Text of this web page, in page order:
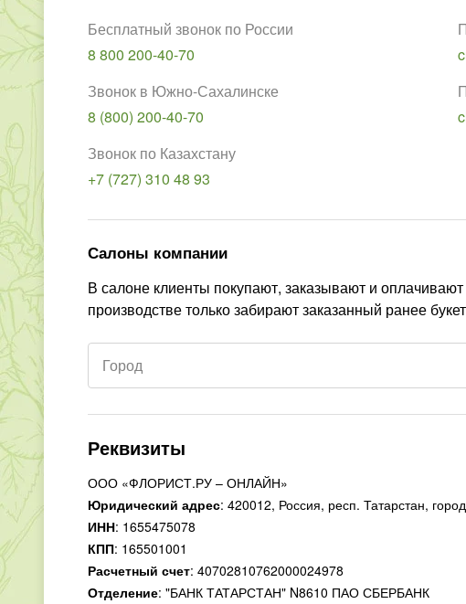
Бесплатный звонок по России
8 800 200-40-70
Звонок в Южно-Сахалинске
8 (800) 200-40-70
Звонок по Казахстану
+7 (727) 310 48 93
Салоны компании
В салоне клиенты покупают, заказывают и
производстве только забирают заказанный ранее
Город
Реквизиты
ООО «ФЛОРИСТ.РУ – ОНЛАЙН»
Юридический адрес: 420012, Россия, респ. Татарстан,
ИНН: 1655475078
КПП: 165501001
Расчетный счет: 40702810762000024978
Отделение: "БАНК ТАТАРСТАН" N8610 ПАО СБЕРБАНК